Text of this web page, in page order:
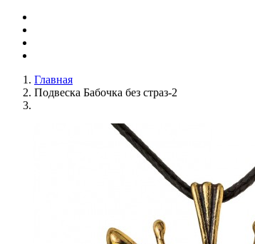
Главная
Подвеска Бабочка без страз-2